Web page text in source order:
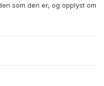
som den er, og opplyst om